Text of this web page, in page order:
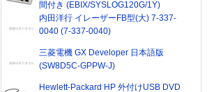
間付き (EBIX/SYSLOG120G/1Y)
内田洋行 イレーザーFB型(大) 7-337-
0040 (7-337-0040)
三菱電機 GX Developer 日本語版
(SW8D5C-GPPW-J)
Hewlett-Packard HP 外付けUSB DVD